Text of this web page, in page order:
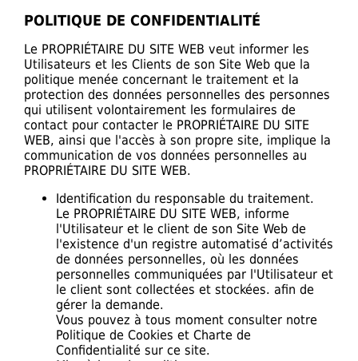
POLITIQUE DE CONFIDENTIALITÉ
Le PROPRIÉTAIRE DU SITE WEB veut informer les
Utilisateurs et les Clients de son Site Web que la
politique menée concernant le traitement et la
protection des données personnelles des personnes
qui utilisent volontairement les formulaires de
contact pour contacter le PROPRIÉTAIRE DU SITE
WEB, ainsi que l'accès à son propre site, implique la
communication de vos données personnelles au
PROPRIÉTAIRE DU SITE WEB.
Identification du responsable du traitement.
Le PROPRIÉTAIRE DU SITE WEB, informe
l'Utilisateur et le client de son Site Web de
l'existence d'un registre automatisé d’activités
de données personnelles, où les données
personnelles communiquées par l'Utilisateur et
le client sont collectées et stockées. afin de
gérer la demande.
Vous pouvez à tous moment consulter notre
Politique de Cookies et Charte de
Confidentialité sur ce site.